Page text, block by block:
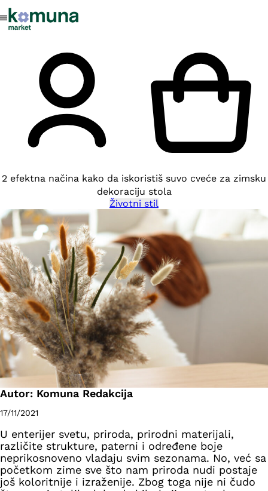
2 efektna načina kako da iskoristiš suvo cveće za zimsku
dekoraciju stola
Životni stil
Autor: Komuna Redakcija
17/11/2021
U enterijer svetu, priroda, prirodni materijali,
različite strukture, paterni i određene boje
neprikosnoveno vladaju svim sezonama. No, već sa
početkom zime sve što nam priroda nudi postaje
još koloritnije i izraženije. Zbog toga nije ni čudo